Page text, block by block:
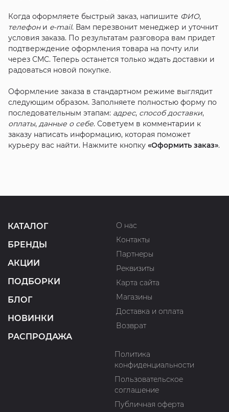
Когда оформляете быстрый заказ, напишите ФИО,
телефони e-mail. Вам перезвонит менеджер и уточнит
условия заказа. По результатам разговора вам придет
подтверждение оформления товара на почту или
через СМС. Теперь останется только ждать доставки и
радоваться новой покупке.
Оформление заказа в стандартном режиме выглядит
следующим образом. Заполняете полностью форму по
последовательным этапам: адрес, способ доставки,
оплаты, данные о себе. Советуем в комментарии к
заказу написать информацию, которая поможет
курьеру вас найти. Нажмите кнопку «Оформить заказ».
КАТАЛОГ
БРЕНДЫ
АКЦИИ
ПОДБОРКИ
БЛОГ
НОВИНКИ
РАСПРОДАЖА
О нас
Контакты
Партнеры
Реквизиты
Карта сайта
Магазины
Доставка и оплата
Возврат
Политика
конфиденциальности
Пользовательское
соглашение
Публичная оферта